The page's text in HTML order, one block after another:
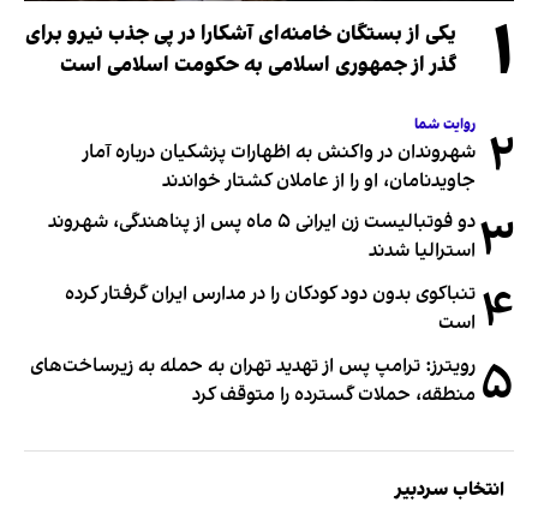
۱
یکی از بستگان خامنه‌ای آشکارا در پی جذب نیرو برای
گذر از جمهوری اسلامی به حکومت اسلامی است
۲ روایت شما
شهروندان در واکنش به اظهارات پزشکیان درباره آمار
جاویدنامان، او را از عاملان کشتار خواندند
۳
دو فوتبالیست زن ایرانی ۵ ماه پس از پناهندگی، شهروند
استرالیا شدند
۴ تنباکوی بدون دود کودکان را در مدارس ایران گرفتار کرده
است
۵ رویترز: ترامپ پس از تهدید تهران به حمله به زیرساخت‌های
منطقه، حملات گسترده را متوقف کرد
انتخاب سردبیر